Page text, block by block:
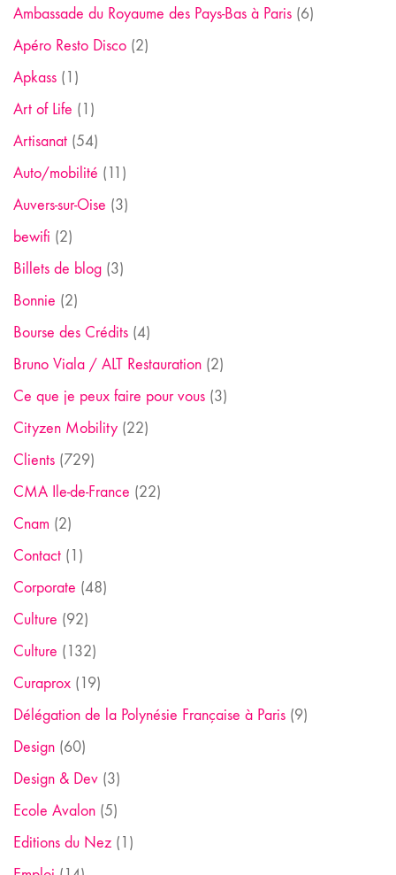
Ambassade du Royaume des Pays-Bas à Paris (6)
Apéro Resto Disco (2)
Apkass (1)
Art of Life (1)
Artisanat (54)
Auto/mobilité (11)
Auvers-sur-Oise (3)
bewifi (2)
Billets de blog (3)
Bonnie (2)
Bourse des Crédits (4)
Bruno Viala / ALT Restauration (2)
Ce que je peux faire pour vous (3)
Cityzen Mobility (22)
Clients (729)
CMA Ile-de-France (22)
Cnam (2)
Contact (1)
Corporate (48)
Culture (92)
Culture (132)
Curaprox (19)
Délégation de la Polynésie Française à Paris (9)
Design (60)
Design & Dev (3)
Ecole Avalon (5)
Editions du Nez (1)